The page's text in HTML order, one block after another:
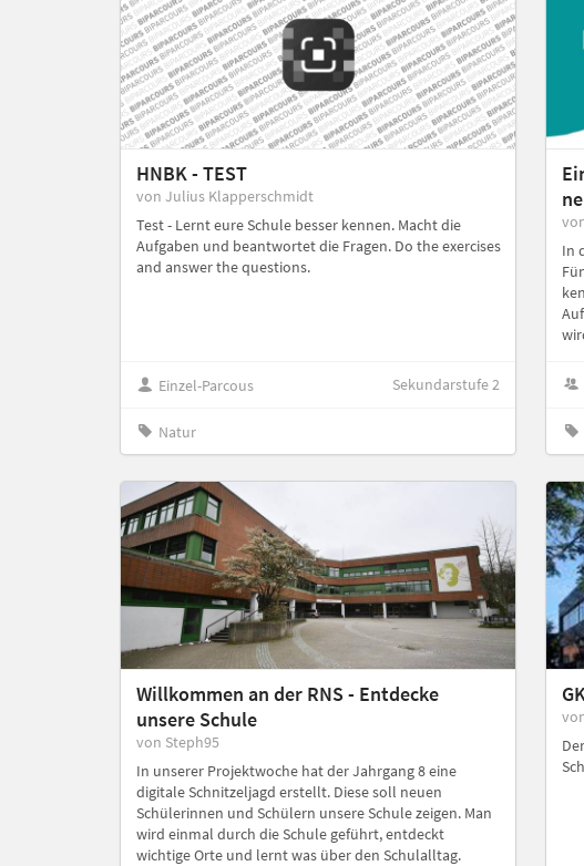
HNBK - TEST
von Julius Klapperschmidt
Test - Lernt eure Schule besser kennen. Macht die
Aufgaben und beantwortet die Fragen. Do the exercises
and answer the questions.
Einzel-Parcous Sekundarstufe 2
Natur
In
Willkommen an der RNS - Entdecke
unsere Schule
von Steph95
In unserer Projektwoche hat der Jahrgang 8 eine
digitale Schnitzeljagd erstellt. Diese soll neuen
Schülerinnen und Schülern unsere Schule zeigen. Man
wird einmal durch die Schule geführt, entdeckt
wichtige Orte und lernt was über den Schulalltag.